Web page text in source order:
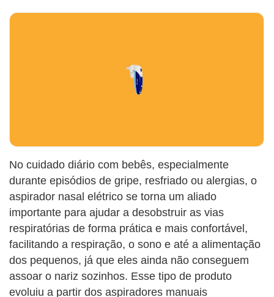
No cuidado diário com bebês, especialmente
durante episódios de gripe, resfriado ou alergias, o
aspirador nasal elétrico se torna um aliado
importante para ajudar a desobstruir as vias
respiratórias de forma prática e mais confortável,
facilitando a respiração, o sono e até a alimentação
dos pequenos, já que eles ainda não conseguem
assoar o nariz sozinhos. Esse tipo de produto
evoluiu a partir dos aspiradores manuais